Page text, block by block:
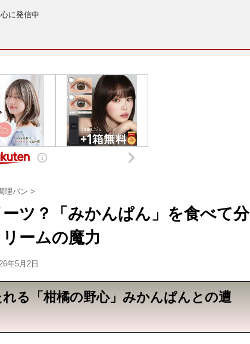
に発信中
理パン >
ツ？「みかんぱん」を食べて分
ームの魔力
年5月2日
る「柑橘の野心」みかんぱんとの遭